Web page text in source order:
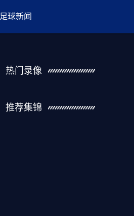
足球新闻
热门录像
推荐集锦